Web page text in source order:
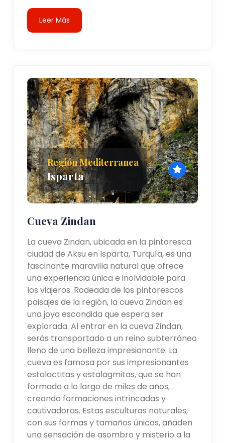
Leer Más
Región Mediterranea
Isparta
Cueva Zindan
La cueva Zindan, ubicada en la pintoresca
ciudad de Aksu en Isparta, Turquía, es una
fascinante maravilla natural que ofrece
una experiencia única e inolvidable para
los viajeros. Rodeada de los pintorescos
paisajes de la región, la cueva Zindan es
una joya escondida que espera ser
explorada. Al entrar en la cueva Zindan,
serás transportado a un reino subterráneo
lleno de una belleza impresionante. La
cueva es famosa por sus impresionantes
estalactitas y estalagmitas, que se han
formado a lo largo de miles de años,
creando formaciones intrincadas y
cautivadoras. Estas esculturas naturales,
con sus formas y tamaños únicos, añaden
una sensación de asombro y misterio a la